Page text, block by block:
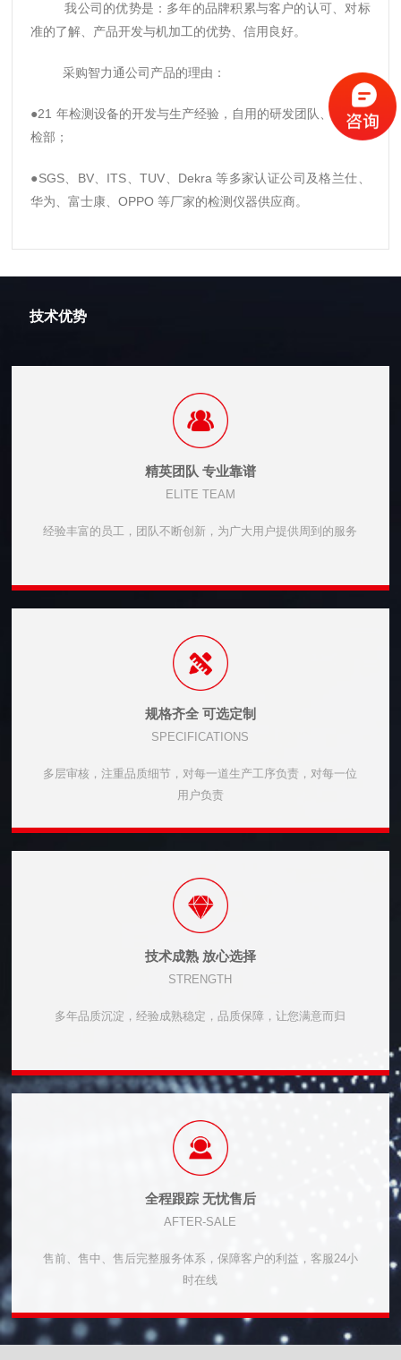
我公司的优势是：多年的品牌积累与客户的认可、对标
准的了解、产品开发与机加工的优势、信用良好。
采购智力通公司产品的理由：
●21 年检测设备的开发与生产经验，自用的研发团队、产品质
检部；
●SGS、BV、ITS、TUV、Dekra 等多家认证公司及格兰仕、
华为、富士康、OPPO 等厂家的检测仪器供应商。
技术优势
精英团队 专业靠谱
ELITE TEAM
经验丰富的员工，团队不断创新，为广大用户提供周到的服务
规格齐全 可选定制
SPECIFICATIONS
多层审核，注重品质细节，对每一道生产工序负责，对每一位
用户负责
技术成熟 放心选择
STRENGTH
多年品质沉淀，经验成熟稳定，品质保障，让您满意而归
全程跟踪 无忧售后
AFTER-SALE
售前、售中、售后完整服务体系，保障客户的利益，客服24小
时在线